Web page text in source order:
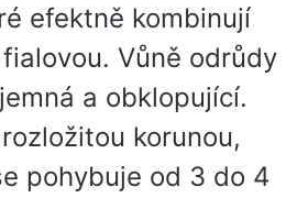
efektně kombinují
Vůně odrůdy
a obklopující.
korunou,
pohybuje od 3 do 4